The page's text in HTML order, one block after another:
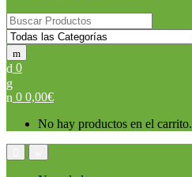
Search for:
0
0 0,00€
No hay productos en el carrito.